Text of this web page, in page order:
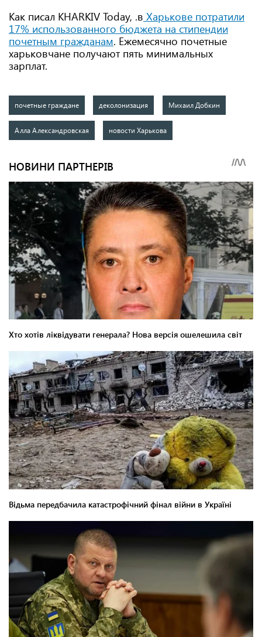
Как писал KHARKIV Today, .в Харькове потратили
17% использованного бюджета на стипендии
почетным гражданам. Ежемесячно почетные
харьковчане получают пять минимальных
зарплат.
почетные граждане деколонизация Михаил Добкин
Алла Александровская новости Харькова